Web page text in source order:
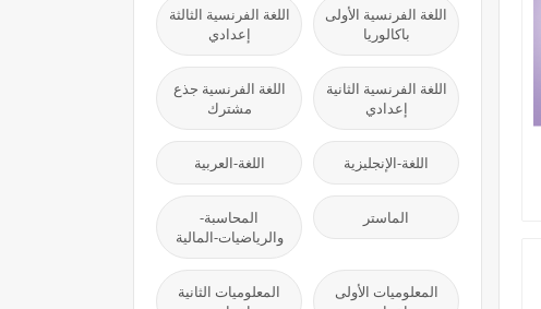
اللغة الفرنسية الأولى
باكالوريا
اللغة الفرنسية الثالثة
إعدادي
اللغة الفرنسية الثانية
إعدادي
اللغة الفرنسية جذع
مشترك
اللغة-الإنجليزية اللغة-العربية
الماستر
المحاسبة-
والرياضيات-المالية
المعلوميات الأولى
المعلوميات الثانية